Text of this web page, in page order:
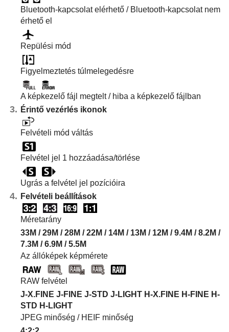
Bluetooth-kapcsolat elérhető / Bluetooth-kapcsolat nem
érhető el
Repülési mód
Figyelmeztetés túlmelegedésre
A képkezelő fájl megtelt / hiba a képkezelő fájlban
Érintő vezérlés ikonok
Felvételi mód váltás
Felvétel jel 1 hozzáadása/törlése
Ugrás a felvétel jel pozícióira
Felvételi beállítások
Méretarány
33M / 29M / 28M / 22M / 14M / 13M / 12M / 9.4M / 8.2M /
7.3M / 6.9M / 5.5M
Az állóképek képmérete
RAW felvétel
J-X.FINE J-FINE J-STD J-LIGHT H-X.FINE H-FINE H-
STD H-LIGHT
JPEG minőség / HEIF minőség